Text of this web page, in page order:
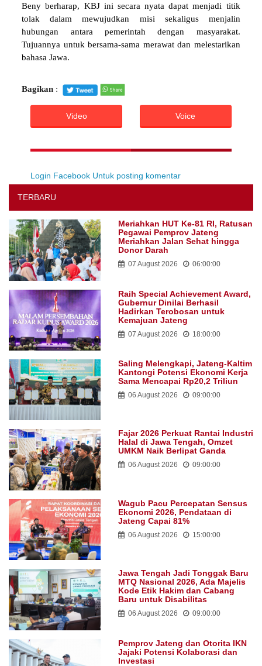
Beny berharap, KBJ ini secara nyata dapat menjadi titik
tolak dalam mewujudkan misi sekaligus menjalin
hubungan antara pemerintah dengan masyarakat.
Tujuannya untuk bersama-sama merawat dan melestarikan
bahasa Jawa.
Bagikan :
Video Voice
Login Facebook Untuk posting komentar
TERBARU
Meriahkan HUT Ke-81 RI, Ratusan
Pegawai Pemprov Jateng
Meriahkan Jalan Sehat hingga
Donor Darah
07 August 2026 06:00:00
Raih Special Achievement Award,
Gubernur Dinilai Berhasil
Hadirkan Terobosan untuk
Kemajuan Jateng
07 August 2026 18:00:00
Saling Melengkapi, Jateng-Kaltim
Kantongi Potensi Ekonomi Kerja
Sama Mencapai Rp20,2 Triliun
06 August 2026 09:00:00
Fajar 2026 Perkuat Rantai Industri
Halal di Jawa Tengah, Omzet
UMKM Naik Berlipat Ganda
06 August 2026 09:00:00
Wagub Pacu Percepatan Sensus
Ekonomi 2026, Pendataan di
Jateng Capai 81%
06 August 2026 15:00:00
Jawa Tengah Jadi Tonggak Baru
MTQ Nasional 2026, Ada Majelis
Kode Etik Hakim dan Cabang
Baru untuk Disabilitas
06 August 2026 09:00:00
Pemprov Jateng dan Otorita IKN
Jajaki Potensi Kolaborasi dan
Investasi